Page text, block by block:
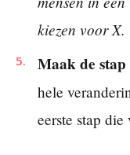
kiezen voor X.
Maak de
hele
eerste stap